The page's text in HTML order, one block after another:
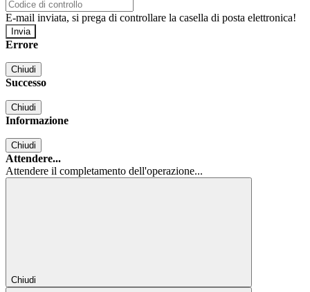
E-mail inviata, si prega di controllare la casella di posta elettronica!
Errore
Chiudi
Successo
Chiudi
Informazione
Chiudi
Attendere...
Attendere il completamento dell'operazione...
Chiudi